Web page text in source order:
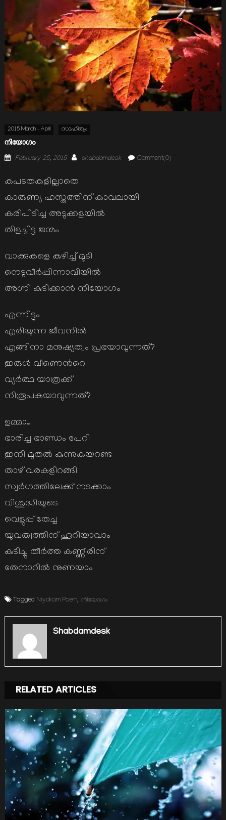
2015 March - April സാഹിത്യം
നിയോഗം
Posted
February 25, 2015 Author
shabdamdesk Comment(0)
കപടതകളില്ലാതെ
കാരുണ്യ ഹസ്തത്തിന് കാവലായി
കരിപിടിച്ച അടുക്കളയില്‍
തിളച്ചിട്ട ജന്മം
വാക്കുകളെ കുഴിച്ച് മൂടി
നെടുവീര്‍പ്പിന്നാവിയില്‍
അഗ്നി കുടിക്കാന്‍ നിയോഗം
എന്നിട്ടും
എരിയുന്ന ജീവനില്‍
എങ്ങിനാ മനുഷ്യത്വം പ്രഭയാവുന്നത്?
ഇരുള്‍ വീണെന്‍റെ
വ്യര്‍ത്ഥ യാത്രക്ക്
നിരൂപകയാവുന്നത്?
ഉമ്മാ…
ഭാരിച്ച ഭാണ്ഡം പേറി
ഇനി മുതല്‍ കുന്നുകയറണ്ട
താഴ് വരകളിറങ്ങി
സ്വര്‍ഗത്തിലേക്ക് നടക്കാം
വിശുദ്ധിയുടെ
വെളുപ്പ് തേച്ച
യുവത്വത്തിന് ഹൂറിയാവാം
കുടിച്ചു തീര്‍ത്ത കണ്ണീരിന്
തേനാറില്‍ നുണയാം
Tagged Niyokam Poem, നിയോഗം
Shabdamdesk
RELATED ARTICLES